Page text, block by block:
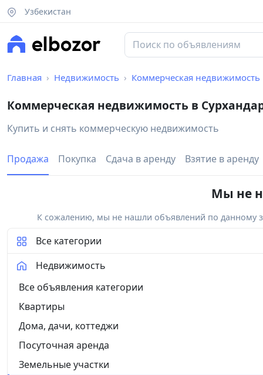
Узбекистан
Главная Недвижимость Коммерческая недвижимость
Коммерческая недвижимость в
Купить и снять коммерческую недвижимость
Продажа Покупка Сдача в аренду Взятие в аренду
Мы не
К сожалению, мы не нашли объявлений по данному
Все категории
Недвижимость
Все объявления категории
Квартиры
Дома, дачи, коттеджи
Посуточная аренда
Земельные участки